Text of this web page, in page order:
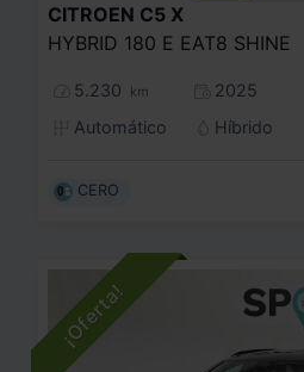
CITROEN C5 X
HYBRID 180 E EAT8 SHINE
5.230 km
2025
Automático
Híbrido
CERO